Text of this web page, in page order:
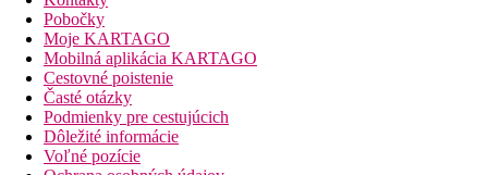
wing.
Dvojlôžková izba, Deluxe, Výhľad mora:
priestrannejší, výhľad na more, balkón s vaňou a
pohovkou. Izby situované na prvom až treťom poschodí v
časti Oceanside wing.
Dvojposteľová izba, Deluxe Grand, Priamy vstup do
bazéna:terasa s vírivou vaňou a pohovkou, priamy vstup
do bazéna. Izby situované na prízemí v časti Oceanside
Pobočky
Moje KARTAGO
Mobilná aplikácia KARTAGO
Cestovné poistenie
Časté otázky
Podmienky pre cestujúcich
Dôležité informácie
Voľné pozície